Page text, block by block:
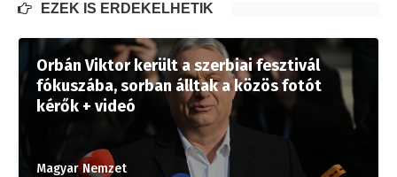
EZEK IS ÉRDEKELHETIK
Orbán Viktor került a szerbiai fesztivál
fókuszába, sorban álltak a közös fotót
kérők + videó
Magyar Nemzet